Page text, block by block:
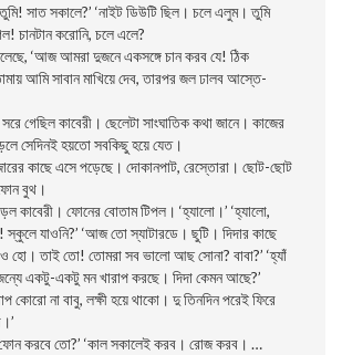
সাত সকালে?’ ‘নাইট ডিউটি ছিল। চলে এলুম। তুমি
চানটান করােনি, চলে এলে?
‘আজ আমরা দুজনে একসঙ্গে চান করব যে! ঠিক
আমি সাবান মাখিয়ে দেব, তারপর জল ঢালব আস্তে-
গেছিল কাবেরী। ছেলেটা সাংঘাতিক কথা জানে। কাজের
সেদিনই হয়তাে সবকিছু হয়ে যেত।
কাছে এসে পড়েছে। দোকানপাট, রেস্তোরা। ছােট-ছােট
ফোন বুথ।
কাবেরী। ফোনের বােতাম টিপল। ‘হ্যালাে।’ ‘হ্যালাে,
স্কুলে যাওনি?’ ‘আজ তাে স্যাটারডে। ছুটি। দিদার কাছে
হাে। তাই তাে! তােমরা সব ভালাে আছ সােনা? বাবা?’ ‘হ্যাঁ
একটু-একটু মন খারাপ করছে। দিদা কেমন আছে?’
কোরাে না বাবু, লক্ষী হয়ে থাকো। দু তিনদিন পরেই ফিরে
করবে তাে?’ ‘কাল সকালেই করব। রােজ করব। …